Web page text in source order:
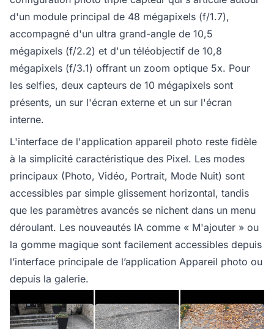
d'un module principal de 48 mégapixels (f/1.7),
accompagné d'un ultra grand-angle de 10,5
mégapixels (f/2.2) et d'un téléobjectif de 10,8
mégapixels (f/3.1) offrant un zoom optique 5x. Pour
les selfies, deux capteurs de 10 mégapixels sont
présents, un sur l'écran externe et un sur l'écran
interne.
L'interface de l'application appareil photo reste fidèle
à la simplicité caractéristique des Pixel. Les modes
principaux (Photo, Vidéo, Portrait, Mode Nuit) sont
accessibles par simple glissement horizontal, tandis
que les paramètres avancés se nichent dans un menu
déroulant. Les nouveautés IA comme « M'ajouter » ou
la gomme magique sont facilement accessibles depuis
l’interface principale de l’application Appareil photo ou
depuis la galerie.